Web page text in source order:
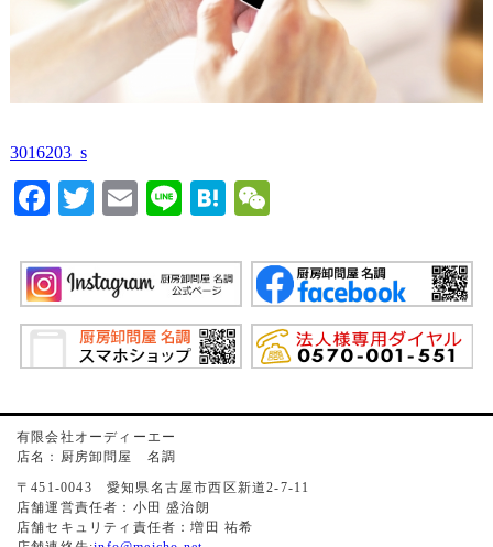
3016203_s
Facebook
TwitterEmailLineHatena
有限会社オーディーエー
店名：厨房卸問屋 名調
〒451-0043 愛知県名古屋市西区新道2-7-11
店舗運営責任者：小田 盛治朗
店舗セキュリティ責任者：増田 祐希